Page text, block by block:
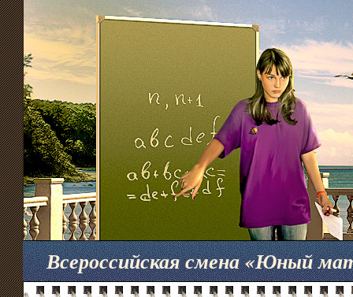
Всероссийская смена «Юный